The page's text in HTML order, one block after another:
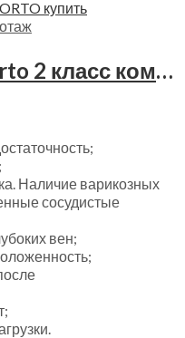
Колготки женские Orto 2 класс компрессии, 121 ORTO
Наличие варикозных
сосудистые
вен;